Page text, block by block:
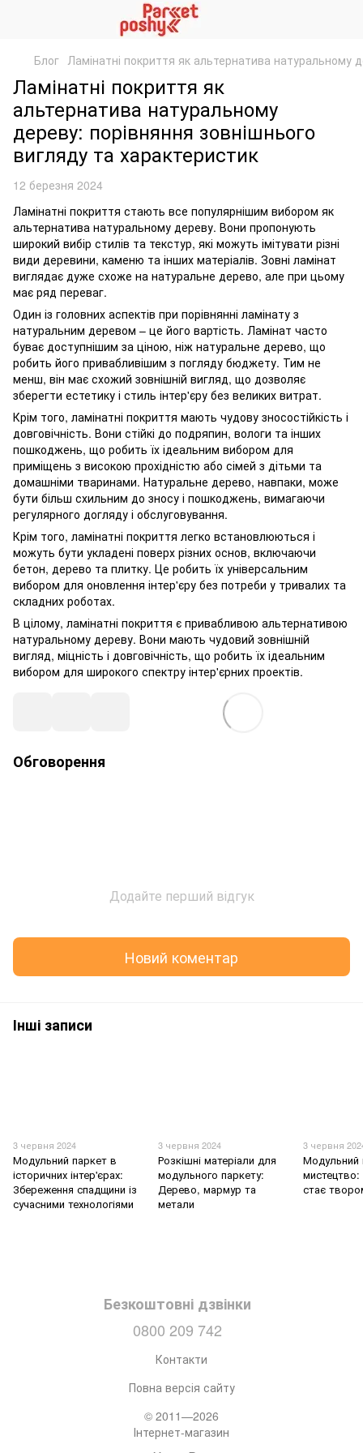
Блог Ламінатні покриття як альтернатива натуральному
Ламінатні покриття як
альтернатива натуральному
дереву: порівняння зовнішнього
вигляду та характеристик
12 березня 2024
Ламінатні покриття стають все популярнішим вибором як
альтернатива натуральному дереву. Вони пропонують
широкий вибір стилів та текстур, які можуть імітувати різні
види деревини, каменю та інших матеріалів. Зовні ламінат
виглядає дуже схоже на натуральне дерево, але при цьому
має ряд переваг.
Один із головних аспектів при порівнянні ламінату з
натуральним деревом – це його вартість. Ламінат часто
буває доступнішим за ціною, ніж натуральне дерево, що
робить його привабливішим з погляду бюджету. Тим не
менш, він має схожий зовнішній вигляд, що дозволяє
зберегти естетику і стиль інтер'єру без великих витрат.
Крім того, ламінатні покриття мають чудову зносостійкість і
довговічність. Вони стійкі до подряпин, вологи та інших
пошкоджень, що робить їх ідеальним вибором для
приміщень з високою прохідністю або сімей з дітьми та
домашніми тваринами. Натуральне дерево, навпаки, може
бути більш схильним до зносу і пошкоджень, вимагаючи
регулярного догляду і обслуговування.
Крім того, ламінатні покриття легко встановлюються і
можуть бути укладені поверх різних основ, включаючи
бетон, дерево та плитку. Це робить їх універсальним
вибором для оновлення інтер'єру без потреби у тривалих та
складних роботах.
В цілому, ламінатні покриття є привабливою альтернативою
натуральному дереву. Вони мають чудовий зовнішній
вигляд, міцність і довговічність, що робить їх ідеальним
вибором для широкого спектру інтер'єрних проектів.
Обговорення
Додайте перший відгук
Новий коментар
Інші записи
3 червня 2024
Модульний паркет в
історичних інтер'єрах:
Збереження спадщини із
сучасними технологіями
3 червня 2024
Розкішні матеріали для
модульного паркету:
Дерево, мармур та
метали
3 червня
Модульний
мистецтво:
стає
Безкоштовні дзвінки
0800 209 742
Контакти
Повна версія сайту
© 2011—2026
Інтернет-магазин